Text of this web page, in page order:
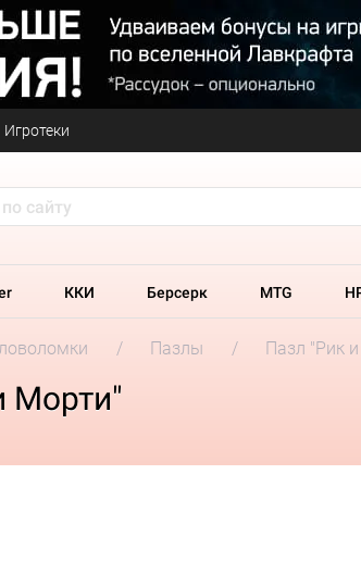
Игротеки
ККИ Берсерк MTG
Пазлы Пазл "Рик
Морти"